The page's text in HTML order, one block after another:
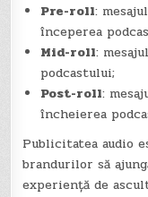
Pre-roll:
începerea
Mid-roll:
podcastului;
Post-roll:
încheierea
Publicitatea audio
brandurilor să
experiență de